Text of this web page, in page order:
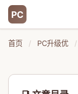
PC
首页 / PC升级优 /